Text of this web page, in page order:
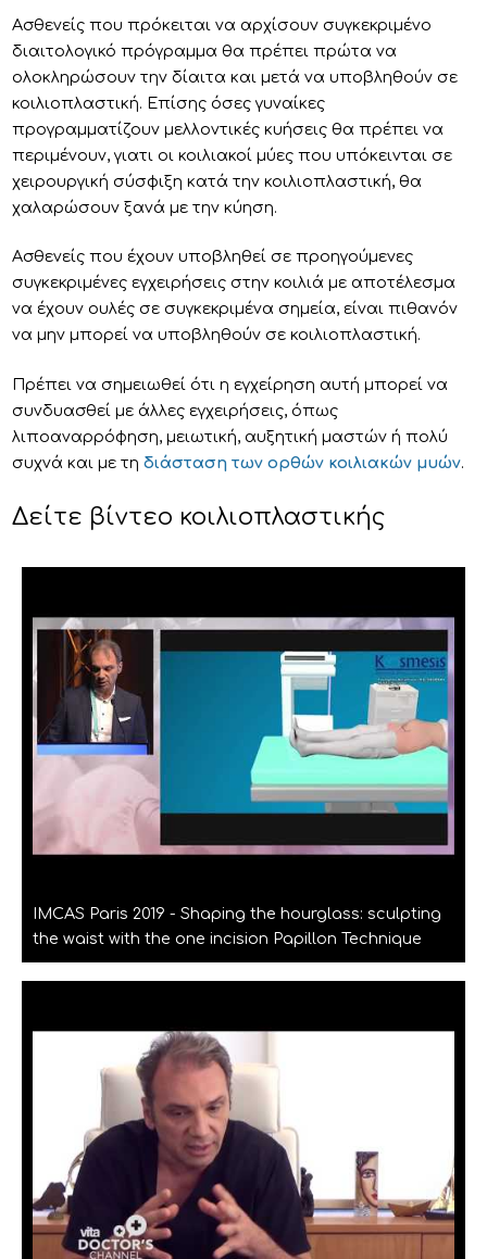
Ασθενείς που πρόκειται να αρχίσουν συγκεκριμένο
διαιτολογικό πρόγραμμα θα πρέπει πρώτα να
ολοκληρώσουν την δίαιτα και μετά να υποβληθούν σε
κοιλιοπλαστική. Επίσης όσες γυναίκες
προγραμματίζουν μελλοντικές κυήσεις θα πρέπει να
περιμένουν, γιατι οι κοιλιακοί μύες που υπόκεινται σε
χειρουργική σύσφιξη κατά την κοιλιοπλαστική, θα
χαλαρώσουν ξανά με την κύηση.
Ασθενείς που έχουν υποβληθεί σε προηγούμενες
συγκεκριμένες εγχειρήσεις στην κοιλιά με αποτέλεσμα
να έχουν ουλές σε συγκεκριμένα σημεία, είναι πιθανόν
να μην μπορεί να υποβληθούν σε κοιλιοπλαστική.
Πρέπει να σημειωθεί ότι η εγχείρηση αυτή μπορεί να
συνδυασθεί με άλλες εγχειρήσεις, όπως
λιποαναρρόφηση, μειωτική, αυξητική μαστών ή πολύ
συχνά και με τηδιάσταση των ορθών κοιλιακών μυών.
Δείτε βίντεο κοιλιοπλαστικής
IMCAS Paris 2019 - Shaping the hourglass: sculpting
the waist with the one incision Papillon Technique